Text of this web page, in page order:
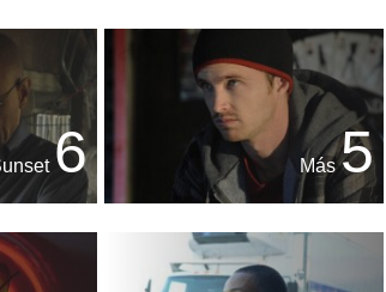
5
Más
6
Sunset